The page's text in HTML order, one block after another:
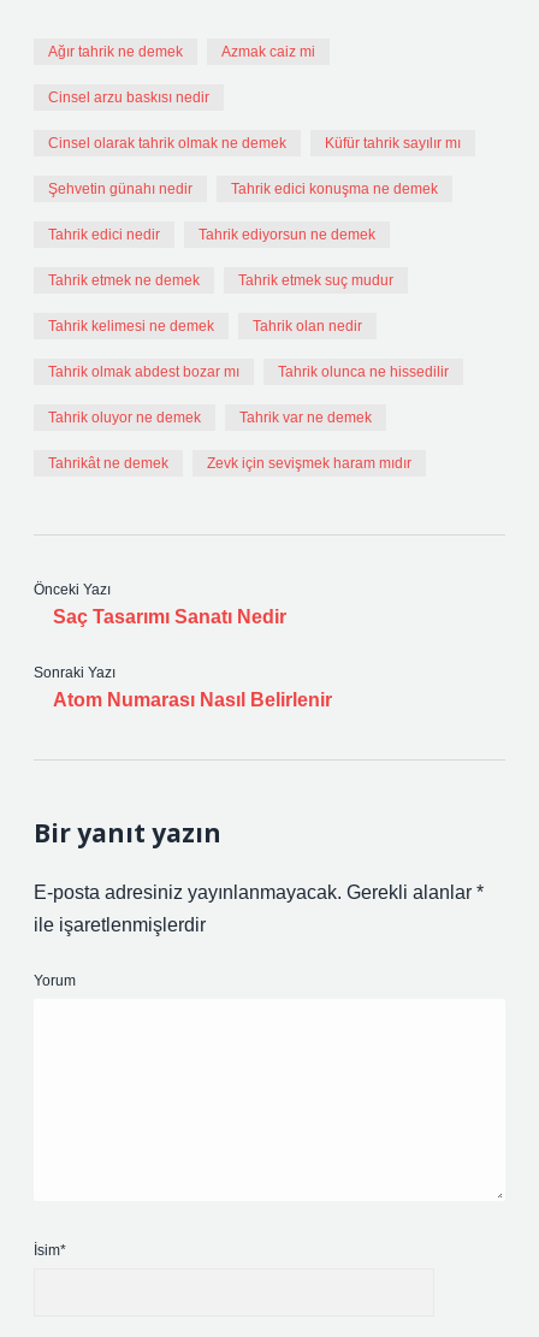
Ağır tahrik ne demek Azmak caiz mi
Cinsel arzu baskısı nedir
Cinsel olarak tahrik olmak ne demek Küfür tahrik sayılır mı
Şehvetin günahı nedir Tahrik edici konuşma ne demek
Tahrik edici nedir Tahrik ediyorsun ne demek
Tahrik etmek ne demek Tahrik etmek suç mudur
Tahrik kelimesi ne demek Tahrik olan nedir
Tahrik olmak abdest bozar mı Tahrik olunca ne hissedilir
Tahrik oluyor ne demek Tahrik var ne demek
Tahrikât ne demek Zevk için sevişmek haram mıdır
Önceki Yazı
Saç Tasarımı Sanatı Nedir
Sonraki Yazı
Atom Numarası Nasıl Belirlenir
Bir yanıt yazın
E-posta adresiniz yayınlanmayacak. Gerekli alanlar *
ile işaretlenmişlerdir
Yorum
İsim*